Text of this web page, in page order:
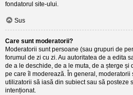
fondatorul site-ului.
Sus
Care sunt moderatorii?
Moderatorii sunt persoane (sau grupuri de
forumul de zi cu zi. Au autoritatea de a edita
de a le deschide, de a le muta, de a șterge și
pe care îl moderează. În general,
utilizatorii să iasă din subiect sau să posteze
intenționat.